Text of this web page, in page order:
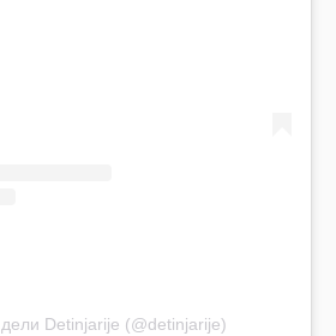
дели Detinjarije (@detinjarije)